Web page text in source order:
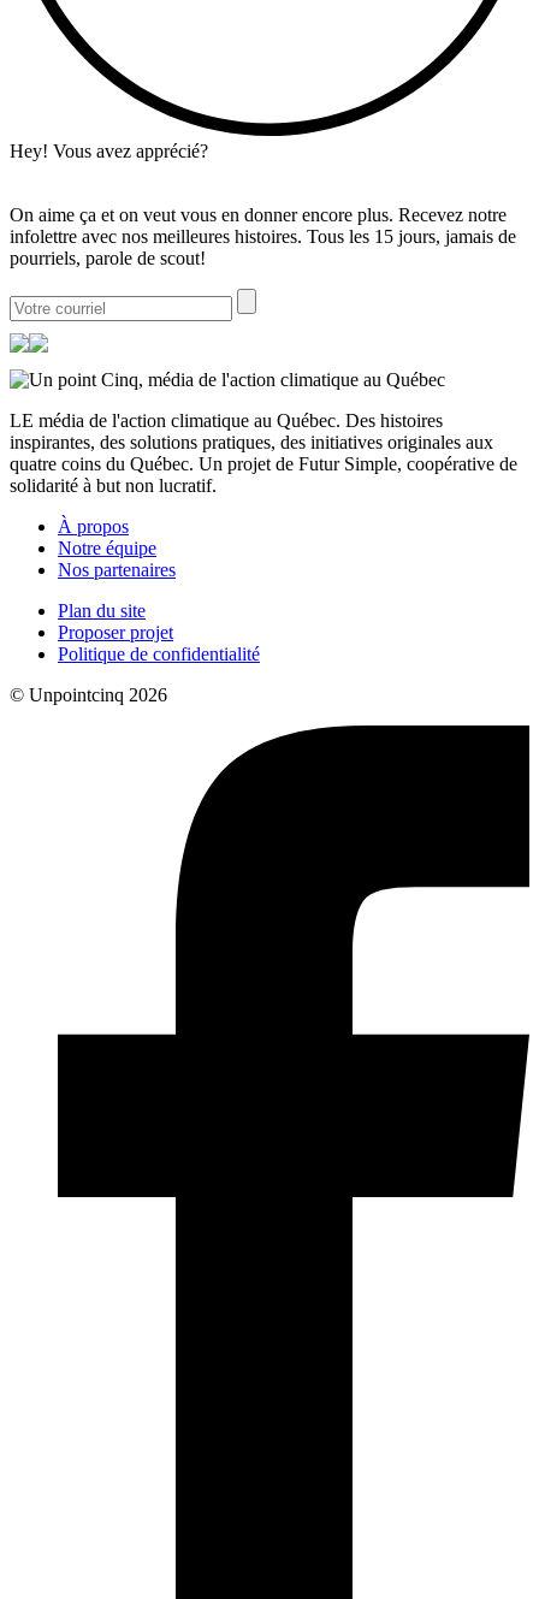
Hey! Vous avez apprécié?
On aime ça et on veut vous en donner encore plus. Recevez notre
infolettre avec nos meilleures histoires. Tous les 15 jours, jamais de
pourriels, parole de scout!
LE média de l'action climatique au Québec. Des histoires
inspirantes, des solutions pratiques, des initiatives originales aux
quatre coins du Québec. Un projet de Futur Simple, coopérative de
solidarité à but non lucratif.
À propos
Notre équipe
Nos partenaires
Plan du site
Proposer projet
Politique de confidentialité
© Unpointcinq 2026